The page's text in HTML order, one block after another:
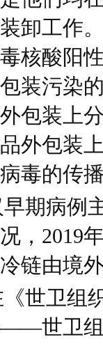
卸工作
核酸阳
装污染
包装上
外包装
毒的传
期病例
，2019
链由境
世卫组
世卫